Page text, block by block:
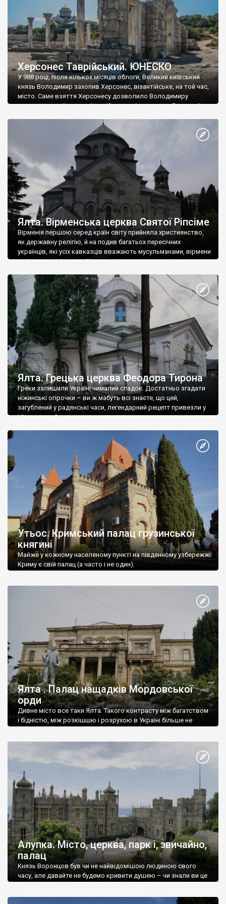
Херсонес Таврійський. ЮНЕСКО
У 988 році, після кількох місяців облоги, Великий київський
князь Володимир захопив Херсонес, візантійське, на той час,
місто. Саме взяття Херсонесу дозволило Володимиру
диктувати свої умови візантійському імператору Василю ІІ, та
Херсонесі Володимир-язичник, став Василем-християнином.
А потім було Хрещення Русі. На честь Херсонесу Таврійського
Ялта. Вірменська церква Святої Ріпсіме
Вірменія першою серед країн світу прийняла християнство,
як державну релігію, й на подив багатьох пересічних
українців, які усіх кавказців вважають мусульманами, вірмени
є відданими вірянами Христа
Ялта. Грецька церква Феодора Тирона
Греки залишили Україні чималий спадок. Достатньо згадати
ніжинські огірочки – ви ж мабуть всі знаєте, що цей,
загублений у радянські часи, легендарний рецепт привезли у
Ніжин греки?
Утьос. Кримський палац грузинської
княгині
Майже у кожному населеному пункті на південному узбережжі
Криму є свій палац (а часто і не один).
Ялта . Палац нащадків Мордовської
орди
Дивне місто все таки Ялта. Такого контрасту між багатством
і бідністю, між розкішшю і розрухою в Україні більше не
Алупка. Місто, церква, парк і, звичайно,
палац
Князь Воронцов був чи не найвідомішою людиною свого
часу, але давайте не будемо кривити душею – чи знали ви це